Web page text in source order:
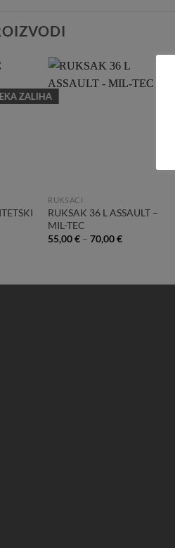
ZALIHA
to
RUKSACI
RUKSAK 36 L ASSAULT –
MIL-TEC
55,00€ –70,00€